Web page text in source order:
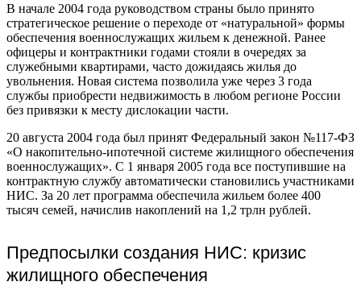
В начале 2004 года руководством страны было принято
стратегическое решение о переходе от «натуральной» формы
обеспечения военнослужащих жильем к денежной. Ранее
офицеры и контрактники годами стояли в очередях за
служебными квартирами, часто дожидаясь жилья до
увольнения. Новая система позволила уже через 3 года
службы приобрести недвижимость в любом регионе России
без привязки к месту дислокации части.
20 августа 2004 года был принят Федеральный закон №117-ФЗ
«О накопительно-ипотечной системе жилищного обеспечения
военнослужащих». С 1 января 2005 года все поступившие на
контрактную службу автоматически становились участниками
НИС. За 20 лет программа обеспечила жильем более 400
тысяч семей, начислив накоплений на 1,2 трлн рублей.
Предпосылки создания НИС: кризис
жилищного обеспечения